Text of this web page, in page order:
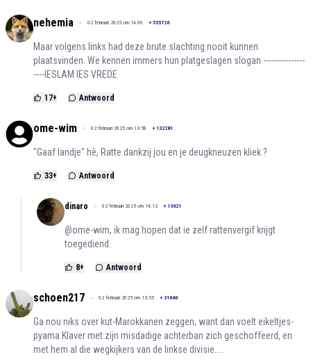
nehemia 02 februari 2025 om 14:06 + 535726
Maar volgens links had deze brute slachting nooit kunnen
plaatsvinden. We kennen immers hun platgeslagen slogan ---------------
----IESLAM IES VREDE
17+ Antwoord
ome-wim 02 februari 2025 om 13:58 + 132281
"Gaaf landje" hè, Ratte dankzij jou en je deugkneuzen kliek ?
33+ Antwoord
dinaro 02 februari 2025 om 14:12 + 13621
@ome-wim, ik mag hopen dat ie zelf rattenvergif krijgt
toegediend.
8+ Antwoord
schoen217 02 februari 2025 om 13:55 + 31640
Ga nou niks over kut-Marokkanen zeggen, want dan voelt eikeltjes-
pyama Klaver met zijn misdadige achterban zich geschoffeerd, en
met hem al die wegkijkers van de linkse divisie.....